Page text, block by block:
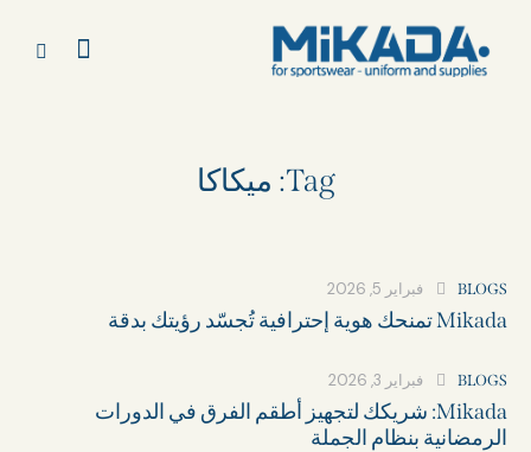
Tag: ميكاكا
BLOGS فبراير 5, 2026
Mikada تمنحك هوية إحترافية تُجسّد رؤيتك بدقة
BLOGS فبراير 3, 2026
Mikada: شريكك لتجهيز أطقم الفرق في الدورات
الرمضانية بنظام الجملة